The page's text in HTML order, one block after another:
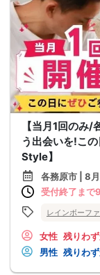
【当月1回のみ
う出会いを!こ
Style】
各務原市 | 8
受付終了まで
レインボーフ
女性 残りわ
男性 残りわ